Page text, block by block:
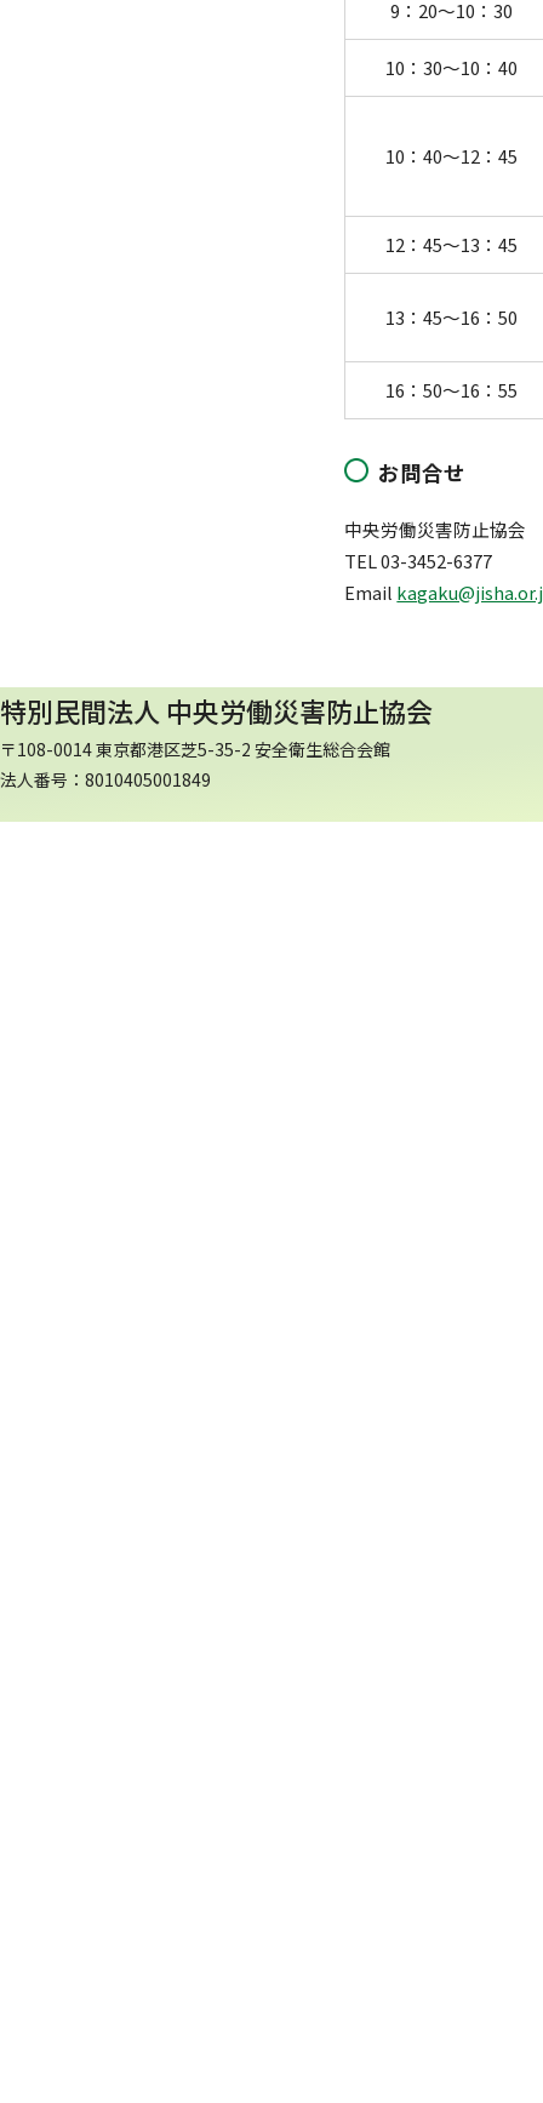
9：20～10：30
10：30～10：40
10：40～12：45
12：45～13：45
13：45～16：50
16：50～16：55
お問合せ
中央労働災害防止協
TEL 03-3452-6377
Email
特別民間法人 中央労働災害防止協会
〒108-0014 東京都港区芝5-35-2 安全衛生総合会館
法人番号：8010405001849